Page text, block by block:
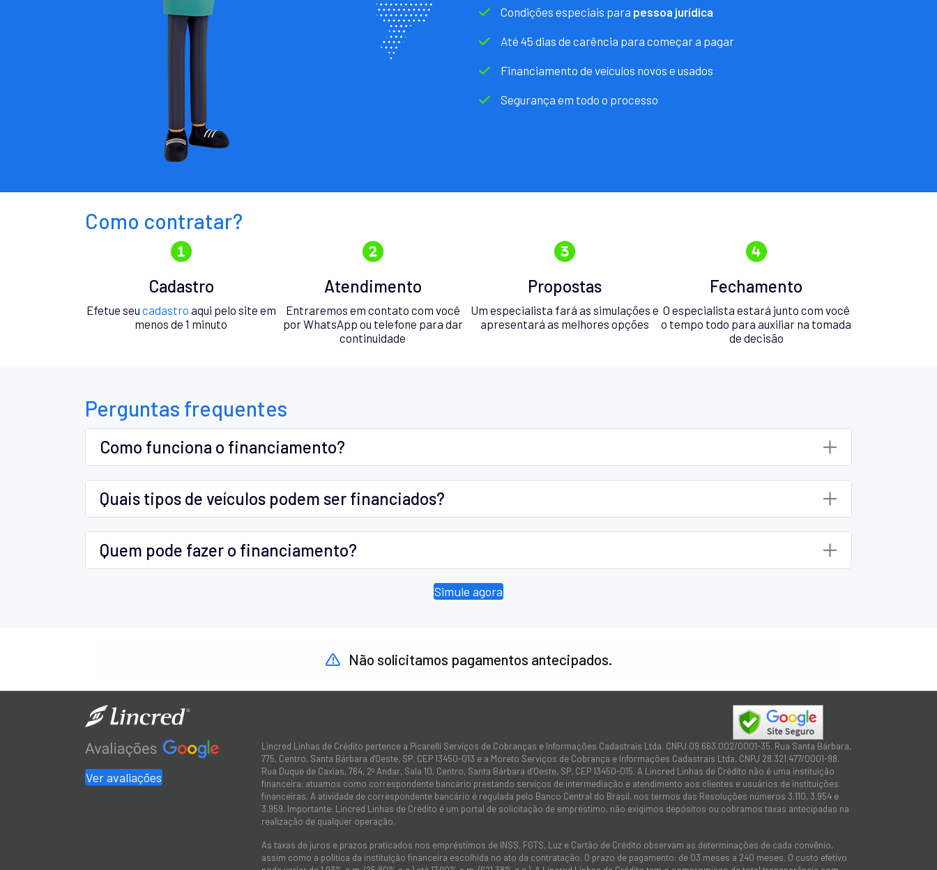
Condições especiais para pessoa jurídica
Até 45 dias de carência para começar a pagar
Financiamento de veículos novos e usados
Segurança em todo o processo
Como contratar?
Cadastro
Efetue seu cadastro aqui pelo site em
menos de 1 minuto
Atendimento
Entraremos em contato com você
por WhatsApp ou telefone para dar
continuidade
Propostas
Um especialista fará as simulações e
apresentará as melhores opções
Fechamento
O especialista estará junto com você
o tempo todo para auxiliar na tomada
de decisão
Perguntas frequentes
Como funciona o financiamento?
Quais tipos de veículos podem ser financiados?
Quem pode fazer o financiamento?
Simule agora
Não solicitamos pagamentos antecipados.
Ver avaliações
Lincred Linhas de Crédito pertence a Picarelli Serviços de Cobranças e Informações Cadastrais Ltda. CNPJ 09.663.002/0001-35. Rua Santa Bárbara,
775, Centro, Santa Bárbara d'Oeste, SP, CEP 13450-013 e a Moreto Serviços de Cobrança e Informações Cadastrais Ltda. CNPJ 28.321.477/0001-98.
Rua Duque de Caxias, 764, 2º Andar, Sala 10, Centro, Santa Bárbara d’Oeste, SP, CEP 13450-015. A Lincred Linhas de Crédito não é uma instituição
financeira: atuamos como correspondente bancário prestando serviços de intermediação e atendimento aos clientes e usuários de instituições
financeiras. A atividade de correspondente bancário é regulada pelo Banco Central do Brasil, nos termos das Resoluções números 3.110, 3.954 e
3.959. Importante: Lincred Linhas de Crédito é um portal de solicitação de empréstimo, não exigimos depósitos ou cobramos taxas antecipadas na
realização de qualquer operação.
As taxas de juros e prazos praticados nos empréstimos de INSS, FGTS, Luz e Cartão de Crédito observam as determinações de cada convênio,
assim como a política da instituição financeira escolhida no ato da contratação. O prazo de pagamento: de 03 meses a 240 meses. O custo efetivo